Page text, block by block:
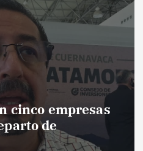
cinco empresas
de